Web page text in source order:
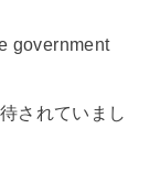
government
されていまし